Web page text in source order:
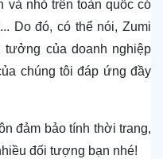
và nhỏ trên toàn quốc có
Do đó, có thể nói, Zumi
của doanh nghiệp
chúng tôi đáp ứng đầy
đảm bảo tính thời trang,
đối tượng bạn nhé!